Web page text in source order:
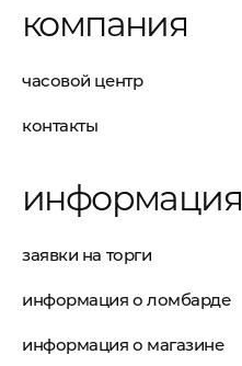
компания
часовой центр
контакты
информация
заявки на торги
информация о ломбарде
информация о магазине